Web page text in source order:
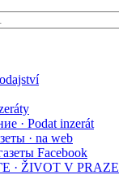
· Podat inzerát
· na web
Facebook
· ŽIVOT V PRAZE